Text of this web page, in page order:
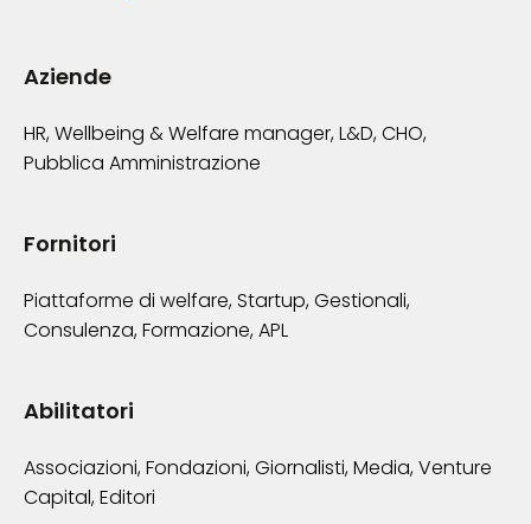
Aziende
HR, Wellbeing & Welfare manager, L&D, CHO,
Pubblica Amministrazione
Fornitori
Piattaforme di welfare, Startup, Gestionali,
Consulenza, Formazione, APL
Abilitatori
Associazioni, Fondazioni, Giornalisti, Media, Venture
Capital, Editori